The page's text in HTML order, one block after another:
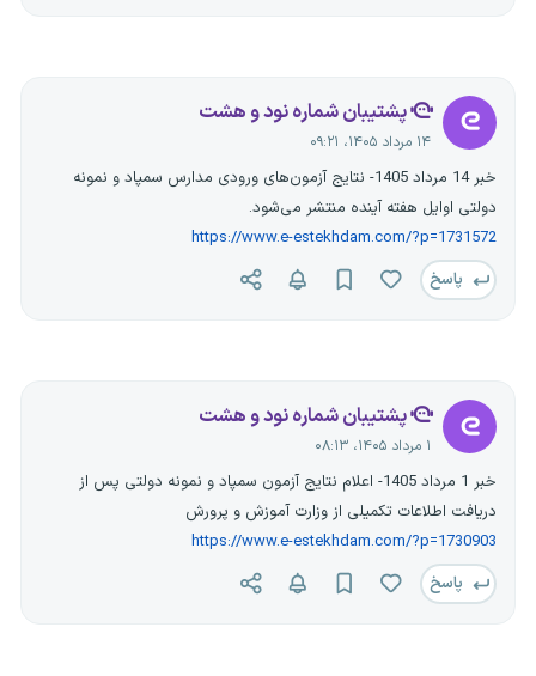
پشتیبان شماره نود و هشت
۱۴ مرداد ۱۴۰۵، ۰۹:۲۱
خبر 14 مرداد 1405- نتایج آزمون‌های ورودی مدارس سمپاد و نمونه
دولتی اوایل هفته آینده منتشر می‌شود.
https://www.e-estekhdam.com/?p=1731572
پاسخ
پشتیبان شماره نود و هشت
۱ مرداد ۱۴۰۵، ۰۸:۱۳
خبر 1 مرداد 1405- اعلام نتایج آزمون سمپاد و نمونه دولتی پس از
دریافت اطلاعات تکمیلی از وزارت آموزش و پرورش
https://www.e-estekhdam.com/?p=1730903
پاسخ